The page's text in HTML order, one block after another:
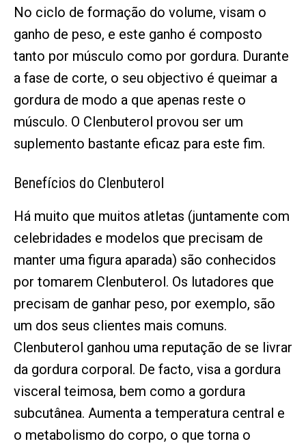
No ciclo de formação do volume, visam o
ganho de peso, e este ganho é composto
tanto por músculo como por gordura. Durante
a fase de corte, o seu objectivo é queimar a
gordura de modo a que apenas reste o
músculo. O Clenbuterol provou ser um
suplemento bastante eficaz para este fim.
Benefícios do Clenbuterol
Há muito que muitos atletas (juntamente com
celebridades e modelos que precisam de
manter uma figura aparada) são conhecidos
por tomarem Clenbuterol. Os lutadores que
precisam de ganhar peso, por exemplo, são
um dos seus clientes mais comuns.
Clenbuterol ganhou uma reputação de se livrar
da gordura corporal. De facto, visa a gordura
visceral teimosa, bem como a gordura
subcutânea. Aumenta a temperatura central e
o metabolismo do corpo, o que torna o